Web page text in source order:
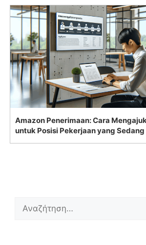
Amazon Penerimaan: Cara
untuk Posisi Pekerjaan yang
Search